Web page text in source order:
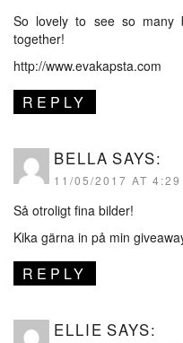
So lovely to see so many
together!
http://www.evakapsta.com
REPLY
BELLA SAYS:
11/05/2017 AT 4:29
Så otroligt fina bilder!
Kika gärna in på min
REPLY
ELLIE SAYS: